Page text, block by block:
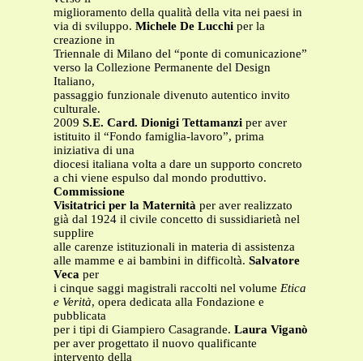
miglioramento della qualità della vita nei paesi in
via di sviluppo. Michele De Lucchi per la
creazione in
Triennale di Milano del “ponte di comunicazione”
verso la Collezione Permanente del Design
Italiano,
passaggio funzionale divenuto autentico invito
culturale.
2009 S.E. Card. Dionigi Tettamanzi per aver
istituito il “Fondo famiglia-lavoro”, prima
iniziativa di una
diocesi italiana volta a dare un supporto concreto
a chi viene espulso dal mondo produttivo.
Commissione
Visitatrici per la Maternità per aver realizzato
già dal 1924 il civile concetto di sussidiarietà nel
supplire
alle carenze istituzionali in materia di assistenza
alle mamme e ai bambini in difficoltà. Salvatore
Veca per
i cinque saggi magistrali raccolti nel volume Etica
e Verità, opera dedicata alla Fondazione e
pubblicata
per i tipi di Giampiero Casagrande. Laura Viganò
per aver progettato il nuovo qualificante
intervento della